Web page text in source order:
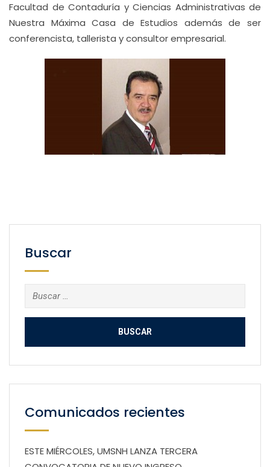
Facultad de Contaduría y Ciencias Administrativas de
Nuestra Máxima Casa de Estudios además de ser
conferencista, tallerista y consultor empresarial.
Buscar
Buscar:
Comunicados recientes
ESTE MIÉRCOLES, UMSNH LANZA TERCERA